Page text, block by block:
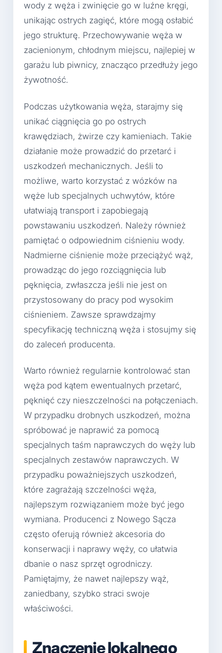
wody z węża i zwinięcie go w luźne kręgi,
unikając ostrych zagięć, które mogą osłabić
jego strukturę. Przechowywanie węża w
zacienionym, chłodnym miejscu, najlepiej w
garażu lub piwnicy, znacząco przedłuży jego
żywotność.
Podczas użytkowania węża, starajmy się
unikać ciągnięcia go po ostrych
krawędziach, żwirze czy kamieniach. Takie
działanie może prowadzić do przetarć i
uszkodzeń mechanicznych. Jeśli to
możliwe, warto korzystać z wózków na
węże lub specjalnych uchwytów, które
ułatwiają transport i zapobiegają
powstawaniu uszkodzeń. Należy również
pamiętać o odpowiednim ciśnieniu wody.
Nadmierne ciśnienie może przeciążyć wąż,
prowadząc do jego rozciągnięcia lub
pęknięcia, zwłaszcza jeśli nie jest on
przystosowany do pracy pod wysokim
ciśnieniem. Zawsze sprawdzajmy
specyfikację techniczną węża i stosujmy się
do zaleceń producenta.
Warto również regularnie kontrolować stan
węża pod kątem ewentualnych przetarć,
pęknięć czy nieszczelności na połączeniach.
W przypadku drobnych uszkodzeń, można
spróbować je naprawić za pomocą
specjalnych taśm naprawczych do węży lub
specjalnych zestawów naprawczych. W
przypadku poważniejszych uszkodzeń,
które zagrażają szczelności węża,
najlepszym rozwiązaniem może być jego
wymiana. Producenci z Nowego Sącza
często oferują również akcesoria do
konserwacji i naprawy węży, co ułatwia
dbanie o nasz sprzęt ogrodniczy.
Pamiętajmy, że nawet najlepszy wąż,
zaniedbany, szybko straci swoje
właściwości.
Znaczenie lokalnego